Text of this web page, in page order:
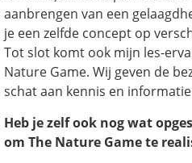
aanbrengen van een
je een zelfde concept op
Tot slot komt ook mijn les-
Nature Game. Wij geven de
schat aan kennis en informatie
Heb je zelf ook nog wat
om The Nature Game te